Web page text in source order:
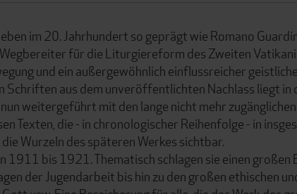
im 20. Jahrhundert so geprägt wie Romano
für die Liturgiereform des Zweiten
und ein außergewöhnlich einflussreicher
aus dem unveröffentlichten Nachlass liegt in
weitergeführt mit den lange nicht mehr zugänglichen
Texten, die - in chronologischer Reihenfolge - in
Wurzeln des späteren Werkes sichtbar.
bis 1921. Thematisch schlagen sie einen großen
der Jugendarbeit bis hin zu den großen ethischen